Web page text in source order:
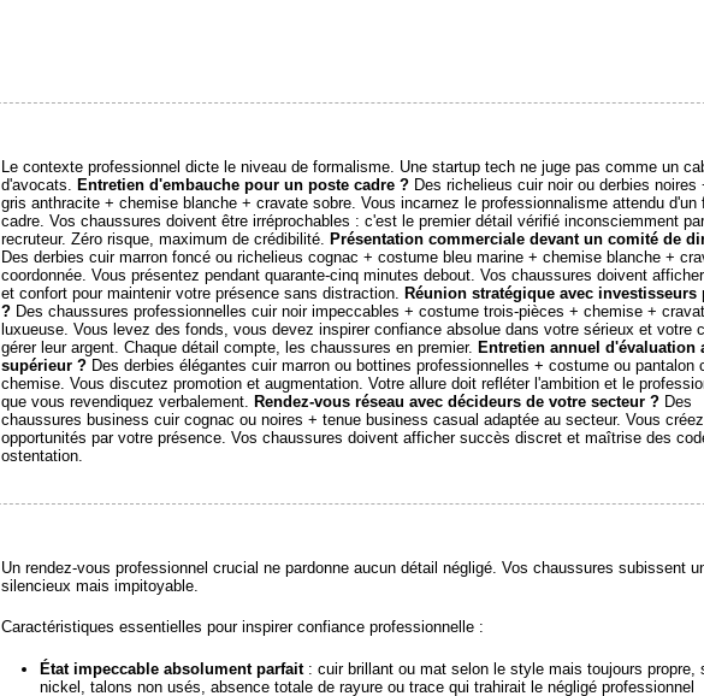
Le contexte professionnel dicte le niveau de formalisme. Une startup tech ne juge pas comme un
d'avocats. Entretien d'embauche pour un poste cadre ?Des richelieus cuir noir ou derbies noires
gris anthracite + chemise blanche + cravate sobre. Vous incarnez le professionnalisme attendu d'un
cadre. Vos chaussures doivent être irréprochables : c'est le premier détail vérifié inconsciemment
recruteur. Zéro risque, maximum de crédibilité. Présentation commerciale devant un comité de
Des derbies cuir marron foncé ou richelieus cognac + costume bleu marine + chemise blanche +
coordonnée. Vous présentez pendant quarante-cinq minutes debout. Vos chaussures doivent
et confort pour maintenir votre présence sans distraction. Réunion stratégique avec investisseurs
?Des chaussures professionnelles cuir noir impeccables + costume trois-pièces + chemise +
luxueuse. Vous levez des fonds, vous devez inspirer confiance absolue dans votre sérieux et votre
gérer leur argent. Chaque détail compte, les chaussures en premier. Entretien annuel d'évaluation
supérieur ?Des derbies élégantes cuir marron ou bottines professionnelles + costume ou pantalon
chemise. Vous discutez promotion et augmentation. Votre allure doit refléter l'ambition et le
que vous revendiquez verbalement. Rendez-vous réseau avec décideurs de votre secteur ?Des
chaussures business cuir cognac ou noires + tenue business casual adaptée au secteur. Vous
opportunités par votre présence. Vos chaussures doivent afficher succès discret et maîtrise des
ostentation.
Un rendez-vous professionnel crucial ne pardonne aucun détail négligé. Vos chaussures subissent
silencieux mais impitoyable.
Caractéristiques essentielles pour inspirer confiance professionnelle :
État impeccable absolument parfait: cuir brillant ou mat selon le style mais toujours propre,
nickel, talons non usés, absence totale de rayure ou trace qui trahirait le négligé professionnel